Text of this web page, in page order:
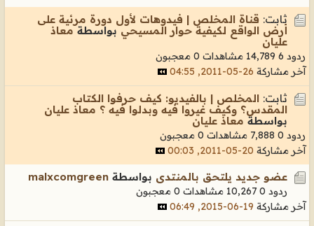
ثابت: قناة المخلص | فيدوهات لأول دورة مرئية على
أرض الواقع لكيفية حوار المسيحي بواسطةمعاذ
عليان
ردود 6 14,789 مشاهدات
0 معجبون
آخر مشاركة 26-05-2011, 04:55
ثابت: المخلص | بالفيديو: كيف حرفوا الكتاب
المقدس؟ وكيف غيروا فيه وبدلوا فيه ؟ معاذ عليان
بواسطة معاذ عليان
ردود 0 7,888 مشاهدات
0 معجبون
آخر مشاركة 20-05-2011, 00:03
عضو جديد يلتحق بالمنتدى بواسطة malxcomgreen
ردود 0 10,267 مشاهدات
0 معجبون
آخر مشاركة 19-06-2015, 06:49